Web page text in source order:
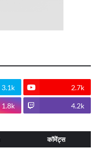
3.1k 2.7k
1.8k 4.2k
कॉमेंट्स